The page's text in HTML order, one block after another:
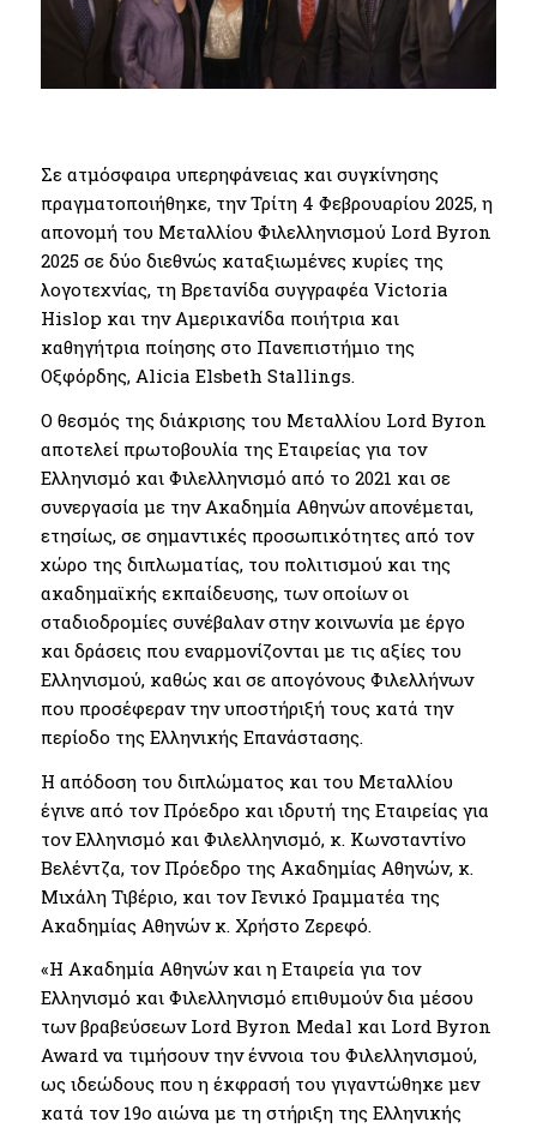
Σε ατμόσφαιρα υπερηφάνειας και συγκίνησης
πραγματοποιήθηκε, την Τρίτη 4 Φεβρουαρίου 2025, η
απονομή του Μεταλλίου Φιλελληνισμού Lord Byron
2025 σε δύο διεθνώς καταξιωμένες κυρίες της
λογοτεχνίας, τη Βρετανίδα συγγραφέα Victoria
Hislop και την Αμερικανίδα ποιήτρια και
καθηγήτρια ποίησης στο Πανεπιστήμιο της
Οξφόρδης, Alicia Elsbeth Stallings.
Ο θεσμός της διάκρισης του Μεταλλίου Lord Byron
αποτελεί πρωτοβουλία της Εταιρείας για τον
Ελληνισμό και Φιλελληνισμό από το 2021 και σε
συνεργασία με την Ακαδημία Αθηνών απονέμεται,
ετησίως, σε σημαντικές προσωπικότητες από τον
χώρο της διπλωματίας, του πολιτισμού και της
ακαδημαϊκής εκπαίδευσης, των οποίων οι
σταδιοδρομίες συνέβαλαν στην κοινωνία με έργο
και δράσεις που εναρμονίζονται με τις αξίες του
Ελληνισμού, καθώς και σε απογόνους Φιλελλήνων
που προσέφεραν την υποστήριξή τους κατά την
περίοδο της Ελληνικής Επανάστασης.
Η απόδοση του διπλώματος και του Μεταλλίου
έγινε από τον Πρόεδρο και ιδρυτή της Εταιρείας για
τον Ελληνισμό και Φιλελληνισμό, κ. Κωνσταντίνο
Βελέντζα, τον Πρόεδρο της Ακαδημίας Αθηνών, κ.
Μιχάλη Τιβέριο, και τον Γενικό Γραμματέα της
Ακαδημίας Αθηνών κ. Χρήστο Ζερεφό.
«Η Ακαδημία Αθηνών και η Εταιρεία για τον
Ελληνισμό και Φιλελληνισμό επιθυμούν δια μέσου
των βραβεύσεων Lord Byron Medal και Lord Byron
Award να τιμήσουν την έννοια του Φιλελληνισμού,
ως ιδεώδους που η έκφρασή του γιγαντώθηκε μεν
κατά τον 19ο αιώνα με τη στήριξη της Ελληνικής